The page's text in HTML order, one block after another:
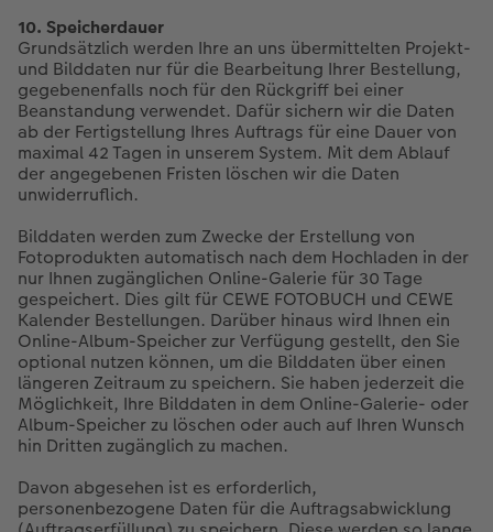
10. Speicherdauer
Grundsätzlich werden Ihre an uns übermittelten Projekt-
und Bilddaten nur für die Bearbeitung Ihrer Bestellung,
gegebenenfalls noch für den Rückgriff bei einer
Beanstandung verwendet. Dafür sichern wir die Daten
ab der Fertigstellung Ihres Auftrags für eine Dauer von
maximal 42 Tagen in unserem System. Mit dem Ablauf
der angegebenen Fristen löschen wir die Daten
unwiderruflich.
Bilddaten werden zum Zwecke der Erstellung von
Fotoprodukten automatisch nach dem Hochladen in der
nur Ihnen zugänglichen Online-Galerie für 30 Tage
gespeichert. Dies gilt für CEWE FOTOBUCH und CEWE
Kalender Bestellungen. Darüber hinaus wird Ihnen ein
Online-Album-Speicher zur Verfügung gestellt, den Sie
optional nutzen können, um die Bilddaten über einen
längeren Zeitraum zu speichern. Sie haben jederzeit die
Möglichkeit, Ihre Bilddaten in dem Online-Galerie- oder
Album-Speicher zu löschen oder auch auf Ihren Wunsch
hin Dritten zugänglich zu machen.
Davon abgesehen ist es erforderlich,
personenbezogene Daten für die Auftragsabwicklung